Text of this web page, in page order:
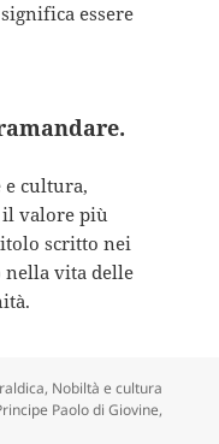
essere
.
e cultura,
valore più
scritto nei
nella vita delle
, Nobiltà e cultura
Paolo di Giovine,